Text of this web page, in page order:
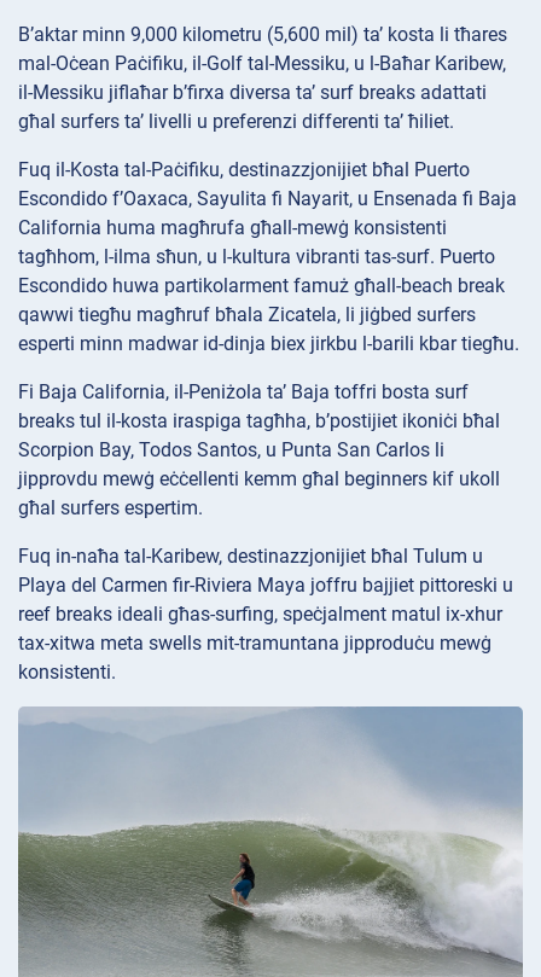
B’aktar minn 9,000 kilometru (5,600 mil) ta’ kosta li tħares
mal-Oċean Paċifiku, il-Golf tal-Messiku, u l-Baħar Karibew,
il-Messiku jiflaħar b’firxa diversa ta’ surf breaks adattati
għal surfers ta’ livelli u preferenzi differenti ta’ ħiliet.
Fuq il-Kosta tal-Paċifiku, destinazzjonijiet bħal Puerto
Escondido f’Oaxaca, Sayulita fi Nayarit, u Ensenada fi Baja
California huma magħrufa għall-mewġ konsistenti
tagħhom, l-ilma sħun, u l-kultura vibranti tas-surf. Puerto
Escondido huwa partikolarment famuż għall-beach break
qawwi tiegħu magħruf bħala Zicatela, li jiġbed surfers
esperti minn madwar id-dinja biex jirkbu l-barili kbar tiegħu.
Fi Baja California, il-Peniżola ta’ Baja toffri bosta surf
breaks tul il-kosta iraspiga tagħha, b’postijiet ikoniċi bħal
Scorpion Bay, Todos Santos, u Punta San Carlos li
jipprovdu mewġ eċċellenti kemm għal beginners kif ukoll
għal surfers espertim.
Fuq in-naħa tal-Karibew, destinazzjonijiet bħal Tulum u
Playa del Carmen fir-Riviera Maya joffru bajjiet pittoreski u
reef breaks ideali għas-surfing, speċjalment matul ix-xhur
tax-xitwa meta swells mit-tramuntana jipproduċu mewġ
konsistenti.